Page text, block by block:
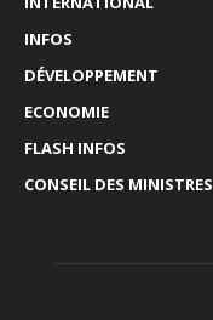
INFOS
DÉVELOPPEMENT
ECONOMIE
FLASH INFOS
CONSEIL DES MINISTRES